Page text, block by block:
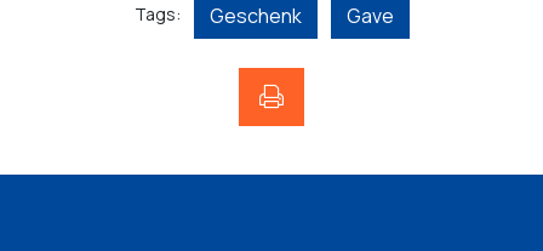
Tags: Geschenk Gave